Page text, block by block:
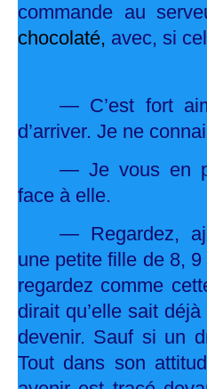
commande au
chocolaté, avec, si
— C’est fort
d’arriver. Je ne
— Je vous en
face à elle.
— Regardez,
une petite fille de 8,
regardez comme
dirait qu’elle sait
devenir. Sauf si un
Tout dans son